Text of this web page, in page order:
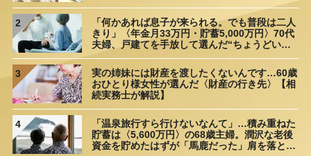
2
「何かあれば息子が来られる。でも普段は二人
きり」〈年金月33万円・貯蓄5,000万円〉70代
夫婦、戸建てを手放して選んだ“ちょうどいい
3
実の姉妹には財産を渡したくないんです…60歳
おひとり様女性が選んだ〈財産の行き先〉【相
続実務士が解説】
4
「温泉旅行すら行けないなんて」…積み重ねた
貯蓄は〈5,600万円〉の68歳主婦。潤沢な老後
資金を貯めたはずが「馬鹿だった」肩を落とす